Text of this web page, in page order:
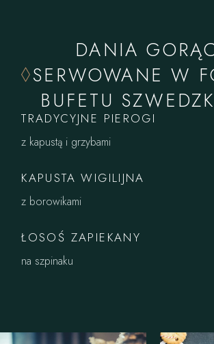
DANIA
SERWOWANE W
BUFETU
TRADYCYJNE PIEROGI
z kapustą i grzybami
KAPUSTA WIGILIJNA
z borowikami
ŁOSOŚ ZAPIEKANY
na szpinaku